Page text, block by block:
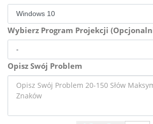
Wybierz Program Projekcji
Opisz Swój Problem